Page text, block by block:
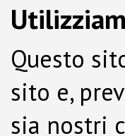
Questo
sito e,
sia nostri